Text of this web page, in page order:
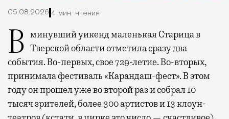
05.08.2026 4 мин. чтения
В минувший уикенд маленькая Старица в Тверской области отметила сразу два
события. Во-первых, свое 729-летие. Во-вторых,
принимала фестиваль «Карандаш-фест». В этом
году он прошел уже во второй раз и собрал 10
тысяч зрителей, более 300 артистов и 13 клоун-